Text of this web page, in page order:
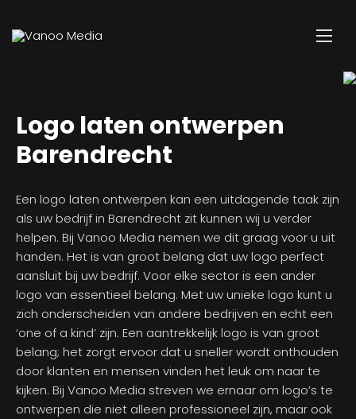
Logo laten ontwerpen
Barendrecht
Een logo laten ontwerpen kan een uitdagende taak zijn
als uw bedrijf in Barendrecht zit kunnen wij u verder
helpen. Bij Vanoo Media nemen we dit graag voor u uit
handen. Het is van groot belang dat uw logo perfect
aansluit bij uw bedrijf. Voor elke sector is een ander
logo van essentieel belang. Met uw unieke logo kunt u
zich onderscheiden van andere bedrijven en echt een
‘one of a kind’ zijn. Een aantrekkelijk logo is van groot
belang; het zorgt ervoor dat u sneller wordt onthouden
door klanten en mensen vinden het leuk om naar te
kijken. Bij Vanoo Media streven we ernaar om logo’s te
ontwerpen die niet alleen professioneel zijn, maar ook